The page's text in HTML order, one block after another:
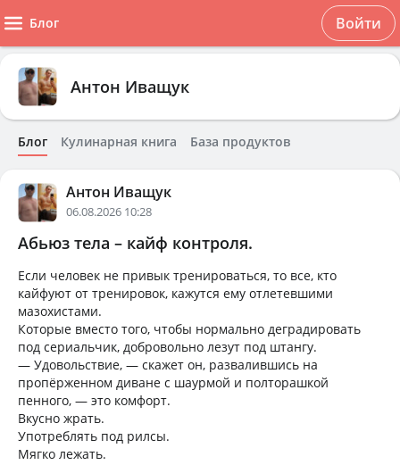
Блог Войти
Антон Иващук
Блог Кулинарная книга База продуктов
Антон Иващук
06.08.2026 10:28
Абьюз тела – кайф контроля.
Если человек не привык тренироваться, то все, кто
кайфуют от тренировок, кажутся ему отлетевшими
мазохистами.
Которые вместо того, чтобы нормально деградировать
под сериальчик, добровольно лезут под штангу.
— Удовольствие, — скажет он, развалившись на
пропёрженном диване с шаурмой и полторашкой
пенного, — это комфорт.
Вкусно жрать.
Употреблять под рилсы.
Мягко лежать.